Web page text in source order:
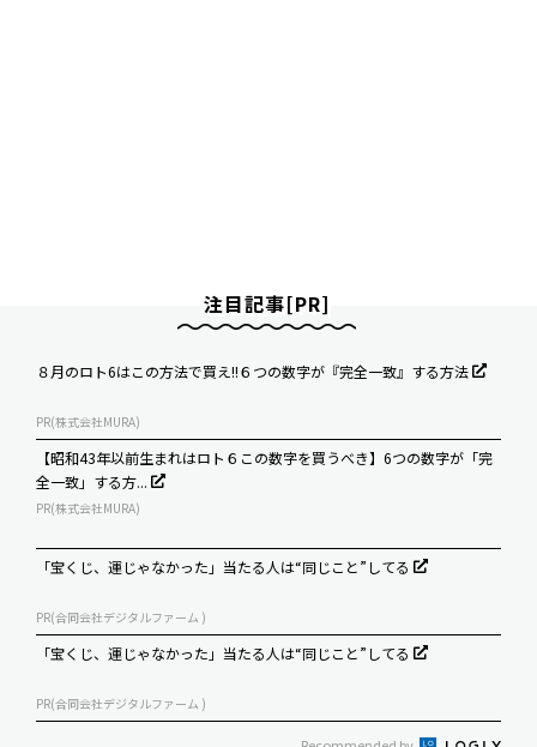
注目記事[PR]
８月のロト6はこの方法で買え!!６つの数字が『完全一致』する方法
PR(株式会社MURA)
【昭和43年以前生まれはロト６この数字を買うべき】6つの数字が「完
全一致」する方...
PR(株式会社MURA)
「宝くじ、運じゃなかった」当たる人は“同じこと”してる
PR(合同会社デジタルファーム )
「宝くじ、運じゃなかった」当たる人は“同じこと”してる
PR(合同会社デジタルファーム )